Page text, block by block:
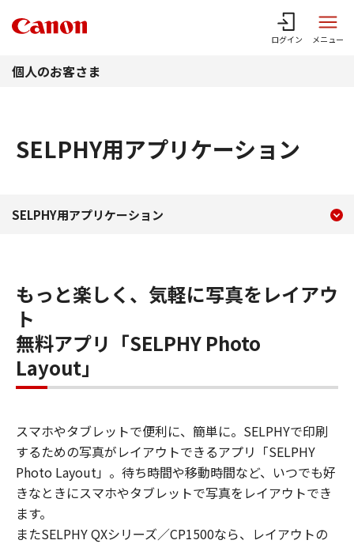
ログイン メニュー
個人のお客さま
SELPHY用アプリケーション
SELPHY用アプリケーシ
SELPHY用アプリケーション
もっと楽しく、気軽に写真をレイアウ
ト
無料アプリ「SELPHY Photo
Layout」
スマホやタブレットで便利に、簡単に。SELPHYで印刷
するための写真がレイアウトできるアプリ「SELPHY
Photo Layout」。待ち時間や移動時間など、いつでも好
きなときにスマホやタブレットで写真をレイアウトでき
ます。
またSELPHY QXシリーズ／CP1500なら、レイアウトの